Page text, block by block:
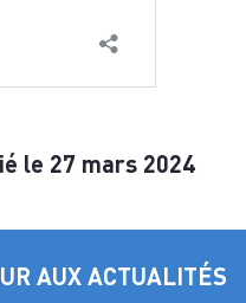
le 27 mars 2024
AUX ACTUALITÉS